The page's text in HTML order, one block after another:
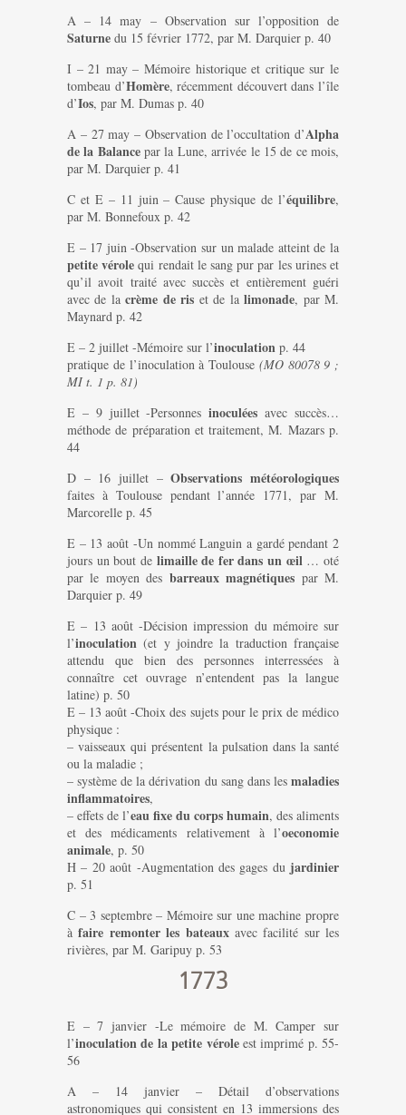
A – 14 may – Observation sur l’opposition de
Saturne du 15 février 1772, par M. Darquier p. 40
I – 21 may – Mémoire historique et critique sur le
tombeau d’Homère, récemment découvert dans l’île
d’Ios, par M. Dumas p. 40
A – 27 may – Observation de l’occultation d’Alpha
de la Balancepar la Lune, arrivée le 15 de ce mois,
par M. Darquier p. 41
C et E – 11 juin – Cause physique de l’équilibre,
par M. Bonnefoux p. 42
E – 17 juin -Observation sur un malade atteint de la
petite vérole qui rendait le sang pur par les urines et
qu’il avoit traité avec succès et entièrement guéri
avec de lacrème de ris et de lalimonade, par M.
Maynard p. 42
E – 2 juillet -Mémoire sur l’inoculation p. 44
pratique de l’inoculation à Toulouse (MO 80078 9 ;
MI t. 1 p. 81)
E – 9 juillet -Personnesinoculées avec succès…
méthode de préparation et traitement, M. Mazars p.
44
D – 16 juillet –Observations météorologiques
faites à Toulouse pendant l’année 1771, par M.
Marcorelle p. 45
E – 13 août -Un nommé Languin a gardé pendant 2
jours un bout de limaille de fer dans un œil… oté
par le moyen des barreaux magnétiques par M.
Darquier p. 49
E – 13 août -Décision impression du mémoire sur
l’inoculation (et y joindre la traduction française
attendu que bien des personnes interressées à
connaître cet ouvrage n’entendent pas la langue
latine) p. 50
E – 13 août -Choix des sujets pour le prix de médico
physique :
– vaisseaux qui présentent la pulsation dans la santé
ou la maladie ;
– système de la dérivation du sang dans les maladies
inflammatoires,
– effets de l’eau fixe du corps humain, des aliments
et des médicaments relativement à l’oeconomie
animale, p. 50
H – 20 août -Augmentation des gages du jardinier
p. 51
C – 3 septembre – Mémoire sur une machine propre
àfaire remonter les bateauxavec facilité sur les
rivières, par M. Garipuy p. 53
1773
E – 7 janvier -Le mémoire de M. Camper sur
l’inoculation de la petite véroleest imprimé p. 55-
56
A – 14 janvier – Détail d’observations
astronomiques qui consistent en 13 immersions des